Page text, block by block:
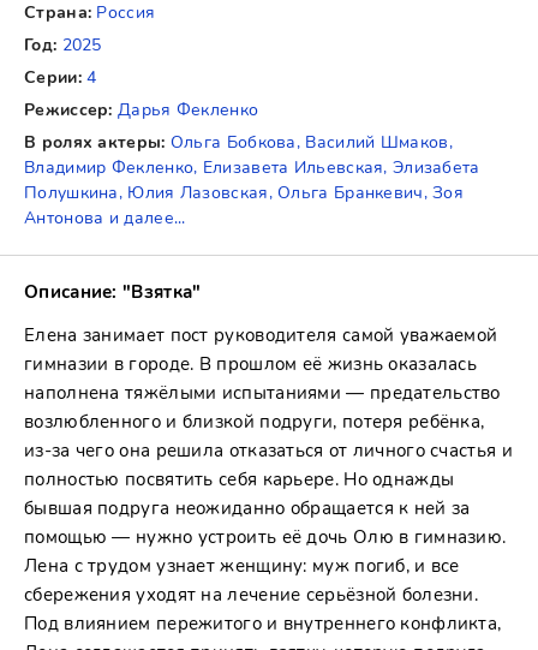
Страна: Россия
Год: 2025
Серии:4
Режиссер: Дарья Фекленко
В ролях актеры: Ольга Бобкова, Василий Шмаков,
Владимир Фекленко, Елизавета Ильевская, Элизабета
Полушкина, Юлия Лазовская, Ольга Бранкевич, Зоя
Антонова и далее...
Описание: "Взятка"
Елена занимает пост руководителя самой уважаемой
гимназии в городе. В прошлом её жизнь оказалась
наполнена тяжёлыми испытаниями — предательство
возлюбленного и близкой подруги, потеря ребёнка,
из-за чего она решила отказаться от личного счастья и
полностью посвятить себя карьере. Но однажды
бывшая подруга неожиданно обращается к ней за
помощью — нужно устроить её дочь Олю в гимназию.
Лена с трудом узнает женщину: муж погиб, и все
сбережения уходят на лечение серьёзной болезни.
Под влиянием пережитого и внутреннего конфликта,